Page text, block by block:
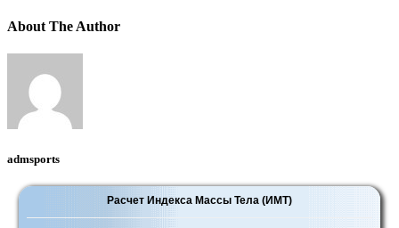
About The Author
admsports
Расчет Индекса Массы Тела (ИМТ)